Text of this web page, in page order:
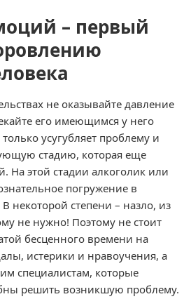
– первый
не оказывайте давление
его имеющимся у него
усугубляет проблему и
стадию, которая еще
На этой стадии алкоголик или
погружение в
некоторой степени – назло, из
не нужно! Поэтому не стоит
бесценного времени на
истерики и нравоучения, а
специалистам, которые
решить возникшую проблему.